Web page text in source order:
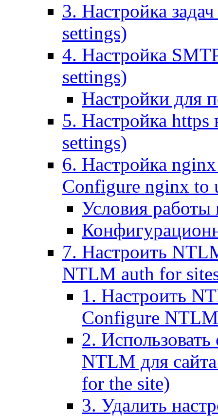
3. Настройка
settings)
4. Настройка
settings)
Настройки для
5. Настройка https
settings)
6. Настройка
Configure nginx to
Условия работы
7. Настроить
NTLM auth for
1. Настроить
Configure
2.
NTLM для
for the site)
3. Удалить